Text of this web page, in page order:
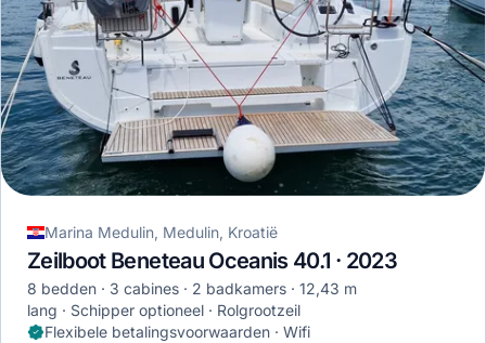
Marina Medulin, Medulin, Kroatië
Zeilboot Beneteau Oceanis 40.1 · 2023
8 bedden 3 cabines 2 badkamers
12,43 m
lang
Schipper optioneel
Rolgrootzeil
Flexibele betalingsvoorwaarden · Wifi